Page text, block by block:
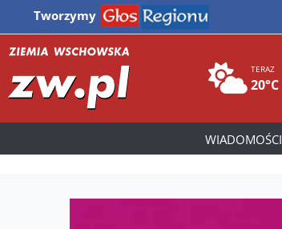
Tworzymy
TERAZ
20°C
WIADOMOŚCI